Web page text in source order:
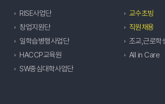
RISE사업단
창업지원단
일학습병행사업단
HACCP교육원
SW중심대학사업단
교수초빙
직원채용
조교,근로학
All in Care